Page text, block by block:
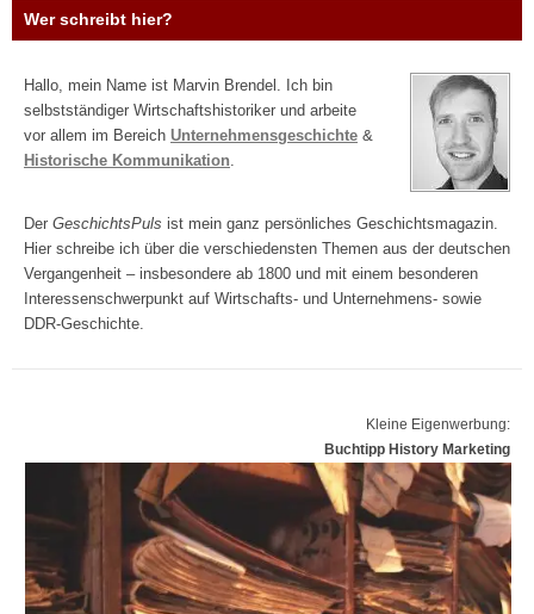
Wer schreibt hier?
Hallo, mein Name ist Marvin Brendel. Ich bin
selbstständiger Wirtschaftshistoriker und arbeite
vor allem im Bereich Unternehmensgeschichte &
Historische Kommunikation
Der GeschichtsPuls ist mein ganz persönliches Geschichtsmagazin.
Hier schreibe ich über die verschiedensten Themen aus der deutschen
Vergangenheit – insbesondere ab 1800 und mit einem besonderen
Interessenschwerpunkt auf Wirtschafts- und Unternehmens- sowie
DDR-Geschichte.
Kleine Eigenwerbung:
Buchtipp History Marketing